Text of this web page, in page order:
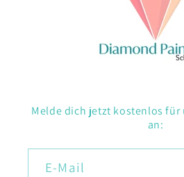
Melde dich jetzt kostenlos für
an:
E-Mail